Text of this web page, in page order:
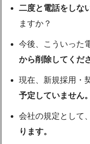
二度と電話をしな
ますか？
今後、こういった
から削除してくだ
現在、新規採用・
予定していません。
会社の規定として、
ります。